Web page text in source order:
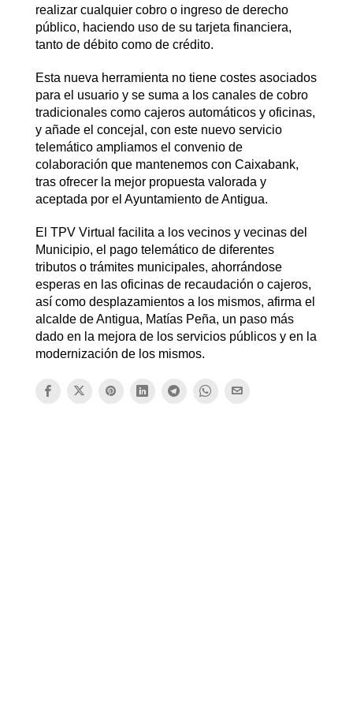
realizar cualquier cobro o ingreso de derecho
público, haciendo uso de su tarjeta financiera,
tanto de débito como de crédito.
Esta nueva herramienta no tiene costes asociados
para el usuario y se suma a los canales de cobro
tradicionales como cajeros automáticos y oficinas,
y añade el concejal, con este nuevo servicio
telemático ampliamos el convenio de
colaboración que mantenemos con Caixabank,
tras ofrecer la mejor propuesta valorada y
aceptada por el Ayuntamiento de Antigua.
El TPV Virtual facilita a los vecinos y vecinas del
Municipio, el pago telemático de diferentes
tributos o trámites municipales, ahorrándose
esperas en las oficinas de recaudación o cajeros,
así como desplazamientos a los mismos, afirma el
alcalde de Antigua, Matías Peña, un paso más
dado en la mejora de los servicios públicos y en la
modernización de los mismos.